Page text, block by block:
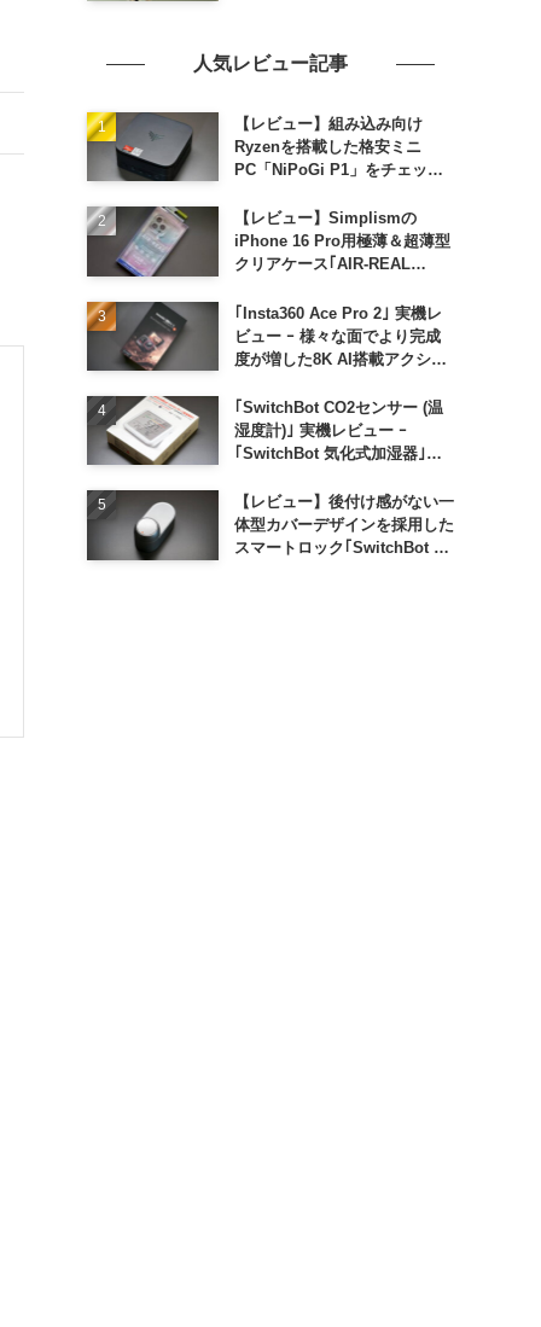
人気レビュー記事
【レビュー】組み込み向け
Ryzenを搭載した格安ミニ
PC「NiPoGi P1」をチェック
高性能
【レビュー】Simplismの
iPhone 16 Pro用極薄＆超薄型
クリアケース｢AIR-REAL
｢Insta360 Ace Pro 2｣ 実機レ
ビュー ｰ 様々な面でより完成
度が増した8K AI搭載アクショ
｢SwitchBot CO2センサー (温
湿度計)｣ 実機レビュー ｰ
｢SwitchBot 気化式加湿器｣と
便利
【レビュー】後付け感がない一
体型カバーデザインを採用した
スマートロック｢SwitchBot ロ